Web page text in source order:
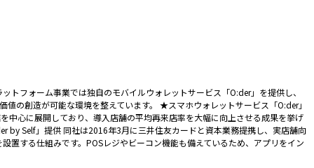
フォーム事業では独自のモバイルウォレットサービス「O:der」を提供し、
の創造が可能な環境を整えています。 ★スマホウォレットサービス「O:der」
中心に展開しており、導入店舗の平均再来店率を大幅に向上させる成果を挙げ
by Self」提供 同社は2016年3月に三井住友カードと資本業務提携し、実店舗向
置する仕組みです。POSレジやビーコン機能も備えているため、アプリをイン